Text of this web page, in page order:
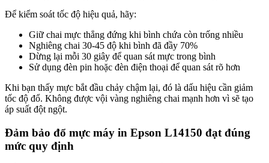
Để kiểm soát tốc độ hiệu quả, hãy:
Giữ chai mực thẳng đứng khi bình chứa còn trống nhiều
Nghiêng chai 30-45 độ khi bình đã đầy 70%
Dừng lại mỗi 30 giây để quan sát mực trong bình
Sử dụng đèn pin hoặc đèn điện thoại để quan sát rõ hơn
Khi bạn thấy mực bắt đầu chảy chậm lại, đó là dấu hiệu cần giảm
tốc độ đổ. Không được vội vàng nghiêng chai mạnh hơn vì sẽ tạo
áp suất đột ngột.
Đảm bảo đổ mực máy in Epson L14150 đạt đúng
mức quy định